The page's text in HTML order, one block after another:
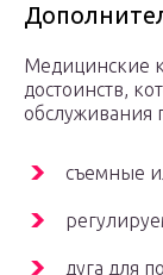
Медицинские
достоинств,
обслуживания
съемные
дуга для